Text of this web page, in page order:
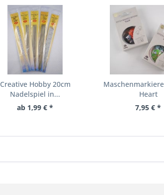
Creative Hobby 20cm
Nadelspiel in...
ab 1,99 € *
Heart
7,95 € *